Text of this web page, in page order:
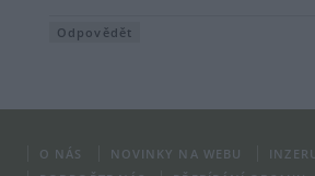
Odpovědět
O NÁS NOVINKY NA WEBU